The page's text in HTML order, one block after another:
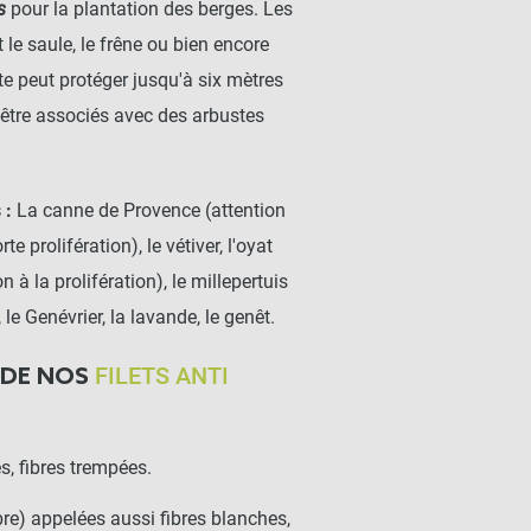
pour la plantation des berges. Les
saule, le frêne ou bien encore
peut protéger jusqu'à six mètres
associés avec des arbustes
: La canne de Provence (attention
prolifération), le vétiver, l'oyat
à la prolifération), le millepertuis
Genévrier, la lavande, le genêt.
NOS FILETS ANTI
fibres trempées.
appelées aussi fibres blanches,